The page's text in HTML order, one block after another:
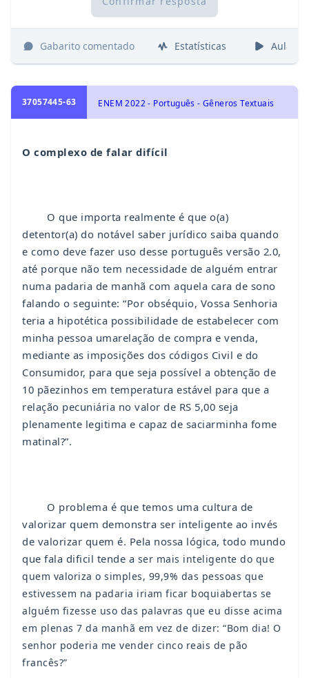
Gabarito comentado Estatísticas Aulas
37057445-63 ENEM 2022 - Português - Gêneros Textuais
O complexo de falar difícil
O que importa realmente é que o(a)
detentor(a) do notável saber jurídico saiba quando
e como deve fazer uso desse português versão 2.0,
até porque não tem necessidade de alguém entrar
numa padaria de manhã com aquela cara de sono
falando o seguinte: “Por obséquio, Vossa Senhoria
teria a hipotética possibilidade de estabelecer com
minha pessoa umarelação de compra e venda,
mediante as imposições dos códigos Civil e do
Consumidor, para que seja possível a obtenção de
10 pãezinhos em temperatura estável para que a
relação pecuniária no valor de RS 5,00 seja
plenamente legitima e capaz de saciarminha fome
matinal?”.
O problema é que temos uma cultura de
valorizar quem demonstra ser inteligente ao invés
de valorizar quem é. Pela nossa lógica, todo mundo
que fala dificil tende a ser mais inteligente do que
quem valoriza o simples, 99,9% das pessoas que
estivessem na padaria iriam ficar boquiabertas se
alguém fizesse uso das palavras que eu disse acima
em plenas 7 da manhã em vez de dizer: “Bom dia! O
senhor poderia me vender cinco reais de pão
francês?”